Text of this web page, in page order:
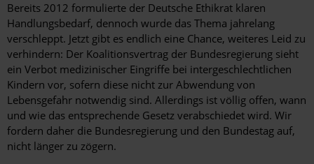
Bereits 2012 formulierte der Deutsche Ethikrat klaren
Handlungsbedarf, dennoch wurde das Thema jahrelang
verschleppt. Jetzt gibt es endlich eine Chance, weiteres Leid zu
verhindern: Der Koalitionsvertrag der Bundesregierung sieht
ein Verbot medizinischer Eingriffe bei intergeschlechtlichen
Kindern vor, sofern diese nicht zur Abwendung von
Lebensgefahr notwendig sind. Allerdings ist völlig offen, wann
und wie das entsprechende Gesetz verabschiedet wird. Wir
fordern daher die Bundesregierung und den Bundestag auf,
nicht länger zu zögern.